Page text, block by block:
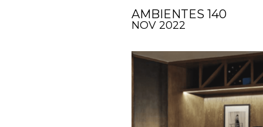
AMBIENTES 140
NOV 2022